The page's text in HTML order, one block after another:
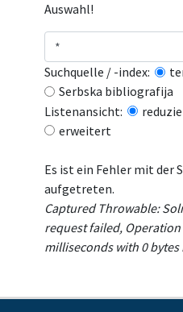
Auswahl!
Suchquelle / -index:
Serbska bibliografija
Listenansicht:
erweitert
Es ist ein Fehler mit der
aufgetreten.
Captured Throwable:
request failed,
milliseconds with 0 bytes